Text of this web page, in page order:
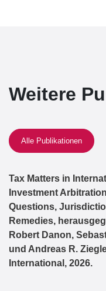
Weitere
Alle Publikationen
Tax Matters in
Investment
Questions,
Remedies,
Robert Danon,
und Andreas R.
International, 2026.